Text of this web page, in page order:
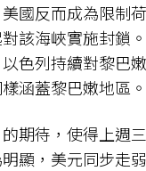
國反而成為限制
該海峽實施封鎖
色列持續對黎巴
涵蓋黎巴嫩地區。
期待，使得上週
顯，美元同步走